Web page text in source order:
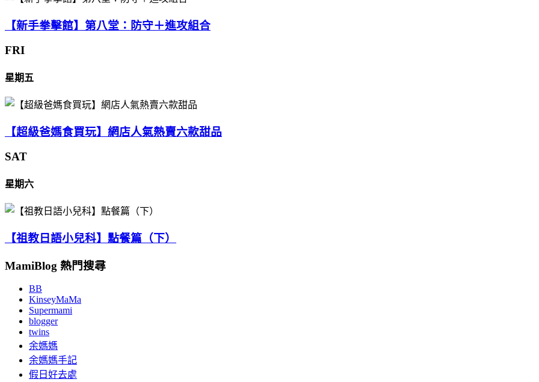
【新手拳擊館】第八堂：防守＋進攻組合
FRI
星期五
【超級爸媽食買玩】網店人氣熱賣六款甜品
SAT
星期六
【祖教日語小兒科】點餐篇（下）
MamiBlog 熱門搜尋
BB
KinseyMaMa
Supermami
blogger
twins
余媽媽
余媽媽手記
假日好去處